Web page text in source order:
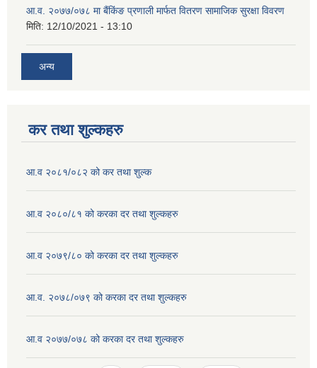
आ.व. २०७७/०७८ मा बैंकिंङ प्रणाली मार्फत वितरण सामाजिक सुरक्षा विवरण
मिति: 12/10/2021 - 13:10
अन्य
कर तथा शुल्कहरु
आ.व २०८१/०८२ को कर तथा शुल्क
आ.व २०८०/८१ को करका दर तथा शुल्कहरु
आ.व २०७९/८० को करका दर तथा शुल्कहरु
आ.व. २०७८/०७९ को करका दर तथा शुल्कहरु
आ.व २०७७/०७८ को करका दर तथा शुल्कहरु